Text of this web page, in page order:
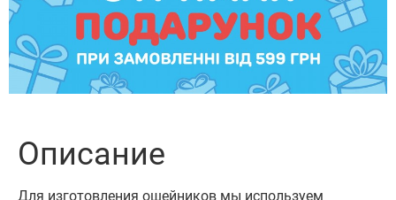
Описание
Для изготовления ошейников мы используем